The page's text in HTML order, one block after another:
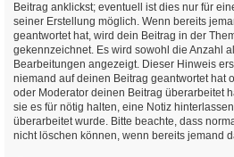
Beitrag anklickst; eventuell ist dies nur für
seiner Erstellung möglich. Wenn bereits
geantwortet hat, wird dein Beitrag in der
gekennzeichnet. Es wird sowohl die Anzahl
Bearbeitungen angezeigt. Dieser Hinweis
niemand auf deinen Beitrag geantwortet hat
oder Moderator deinen Beitrag überarbeitet
sie es für nötig halten, eine Notiz
überarbeitet wurde. Bitte beachte, dass
nicht löschen können, wenn bereits jemand